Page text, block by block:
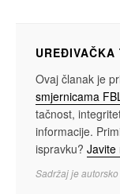
UREĐIVAČKA
Ovaj članak je
smjernicama
tačnost,
informacije.
ispravku? Javite
Sadržaj je